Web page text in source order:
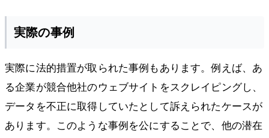
実際の事例
実際に法的措置が取られた事例もあります。例えば、あ
る企業が競合他社のウェブサイトをスクレイピングし、
データを不正に取得していたとして訴えられたケースが
あります。このような事例を公にすることで、他の潜在